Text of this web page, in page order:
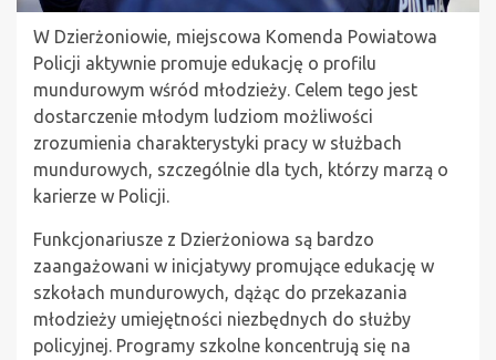
W Dzierżoniowie, miejscowa Komenda Powiatowa
Policji aktywnie promuje edukację o profilu
mundurowym wśród młodzieży. Celem tego jest
dostarczenie młodym ludziom możliwości
zrozumienia charakterystyki pracy w służbach
mundurowych, szczególnie dla tych, którzy marzą o
karierze w Policji.
Funkcjonariusze z Dzierżoniowa są bardzo
zaangażowani w inicjatywy promujące edukację w
szkołach mundurowych, dążąc do przekazania
młodzieży umiejętności niezbędnych do służby
policyjnej. Programy szkolne koncentrują się na